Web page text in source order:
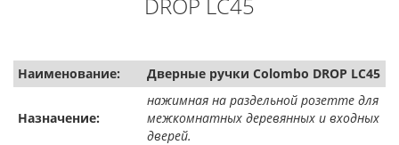
Наименование: Дверные ручки Colombo DROP LC45
Назначение:
нажимная на раздельной розетте для
межкомнатных деревянных и входных
дверей.